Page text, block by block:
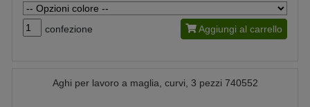
confezione Aggiungi al carrello
Aghi per lavoro a maglia, curvi, 3 pezzi 740552